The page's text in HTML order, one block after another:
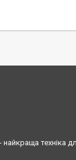
техніка